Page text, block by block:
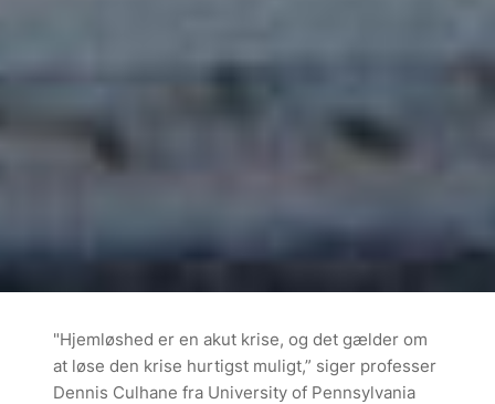
"Hjemløshed er en akut krise, og det gælder om
at løse den krise hurtigst muligt,” siger professer
Dennis Culhane fra University of Pennsylvania